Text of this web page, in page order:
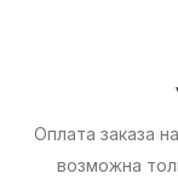
Оплата заказа
возможна